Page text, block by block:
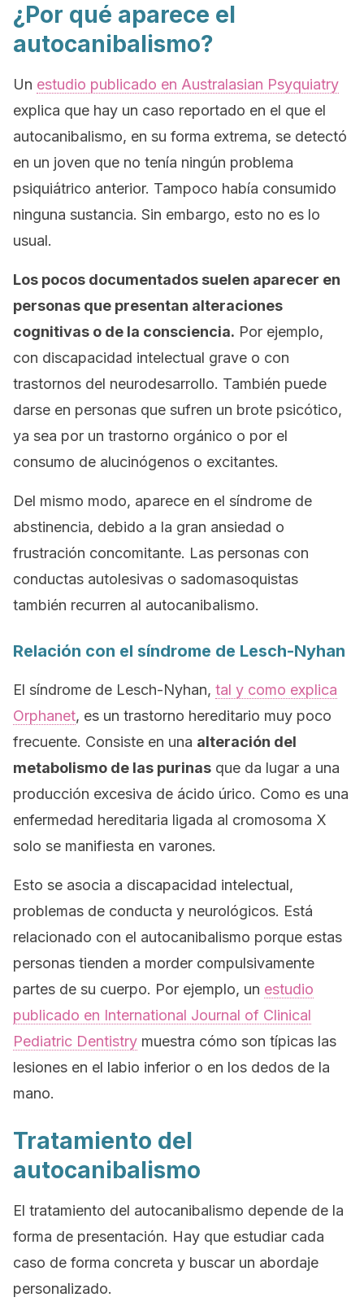
¿Por qué aparece el
autocanibalismo?
Un estudio publicado en Australasian Psyquiatry
explica que hay un caso reportado en el que el
autocanibalismo, en su forma extrema, se detectó
en un joven que no tenía ningún problema
psiquiátrico anterior. Tampoco había consumido
ninguna sustancia. Sin embargo, esto no es lo
usual.
Los pocos documentados suelen aparecer en
personas que presentan alteraciones
cognitivas o de la consciencia. Por ejemplo,
con discapacidad intelectual grave o con
trastornos del neurodesarrollo. También puede
darse en personas que sufren un brote psicótico,
ya sea por un trastorno orgánico o por el
consumo de alucinógenos o excitantes.
Del mismo modo, aparece en el síndrome de
abstinencia, debido a la gran ansiedad o
frustración concomitante. Las personas con
conductas autolesivas o sadomasoquistas
también recurren al autocanibalismo.
Relación con el síndrome de Lesch-Nyhan
El síndrome de Lesch-Nyhan, tal y como explica
Orphanet, es un trastorno hereditario muy poco
frecuente. Consiste en una alteración del
metabolismo de las purinas que da lugar a una
producción excesiva de ácido úrico. Como es una
enfermedad hereditaria ligada al cromosoma X
solo se manifiesta en varones.
Esto se asocia a discapacidad intelectual,
problemas de conducta y neurológicos. Está
relacionado con el autocanibalismo porque estas
personas tienden a morder compulsivamente
partes de su cuerpo. Por ejemplo, un estudio
publicado en International Journal of Clinical
Pediatric Dentistry muestra cómo son típicas las
lesiones en el labio inferior o en los dedos de la
mano.
Tratamiento del
autocanibalismo
El tratamiento del autocanibalismo depende de la
forma de presentación. Hay que estudiar cada
caso de forma concreta y buscar un abordaje
personalizado.